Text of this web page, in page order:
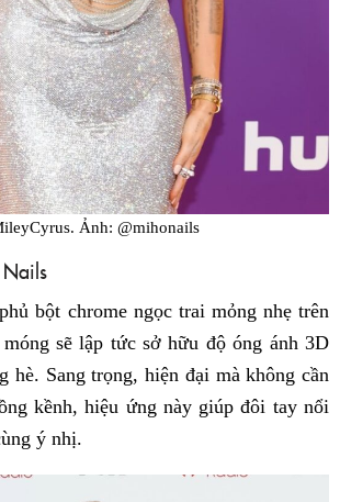
Ảnh: @mihonails
bột chrome ngọc trai mỏng nhẹ trên
sẽ lập tức sở hữu độ óng ánh 3D
hè. Sang trọng, hiện đại mà không cần
kềnh, hiệu ứng này giúp đôi tay nổi
ý nhị.